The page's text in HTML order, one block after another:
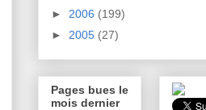
► 2006 (199)
► 2005 (27)
Pages bues le
mois dernier